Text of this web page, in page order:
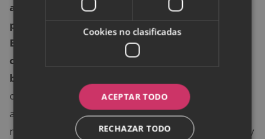
algunos convenios colectivos estos derechos
pueden verse ampliados pero nunca reducidos.
En estos convenios también suele especificarse
cómo hacer las solicitudes
basta con escribir una carta sencilla
conste el nombre completo del trabajador, la
antigüedad, los datos del niño con la fecha de
nacimiento, la petición y las condiciones. Siempre hay
Cookies no clasificadas
ACEPTAR TODO
RECHAZAR TODO